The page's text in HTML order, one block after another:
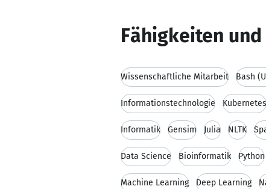
Fähigkeiten
Wissenschaftliche Mitarbeit Bash
Informationstechnologie Kubernetes
Informatik Gensim Julia NLTK
Data Science Bioinformatik Python
Machine Learning Deep Learning